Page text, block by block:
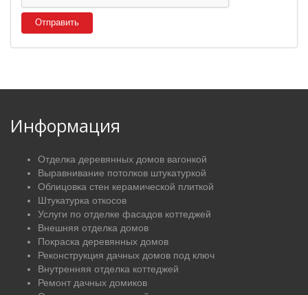
Отправить
Информация
Отделка деревянных домов вагонкой
Выравнивание потолков штукатуркой
Облицовка стен керамической плиткой
Штукатурка откосов
Услуги по отделке фасадов коттеджей
Внешняя отделка домов
Покраска деревянных домов
Реконструкция дачных домов под ключ
Внутренняя отделка коттеджей
Ремонт дачных домиков